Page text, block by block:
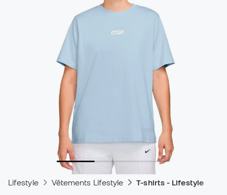
Lifestyle Vêtements Lifestyle T-shirts - Lifestyle